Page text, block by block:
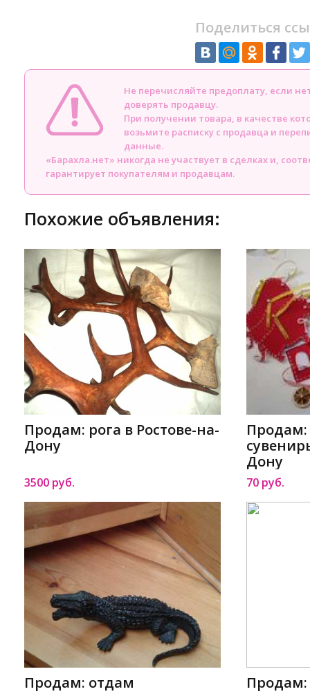
Поделиться
Не перечисляйте предоплату, если
доверять продавцу.
При получении товара, в качестве
возьмите расписку с продавца и
данные.
«Барахла.нет» никогда не участвует в сделках и,
гарантирует покупателям и продавцам.
Похожие объявления:
Продам: рога в Ростове-на-
Дону
3500 руб.
Продам:
Дону
70 руб.
Продам: отдам
Продам: